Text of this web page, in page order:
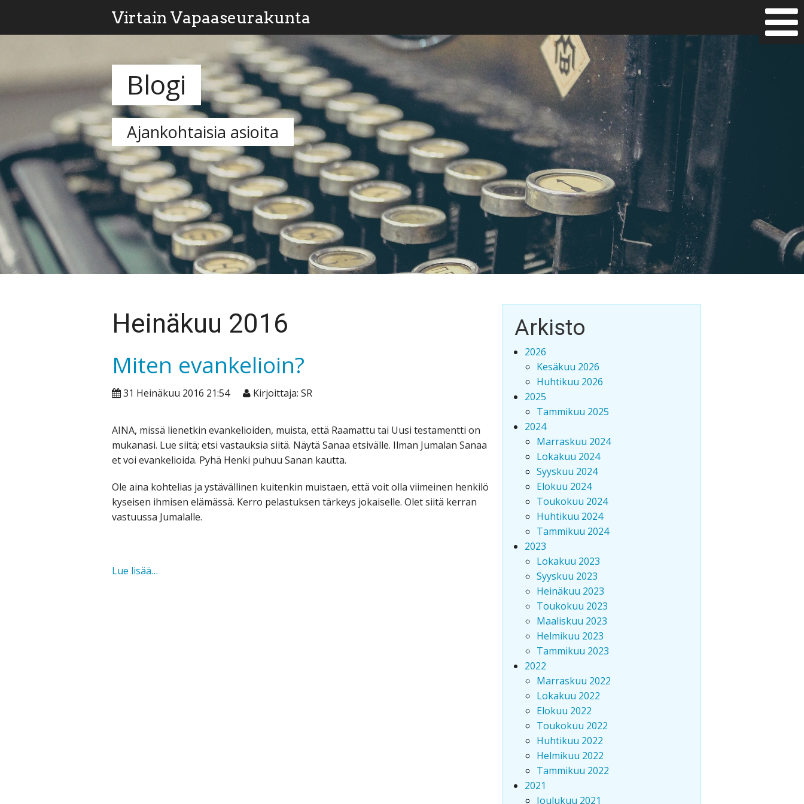
Virtain Vapaaseurakunta
Blogi
Ajankohtaisia asioita
Heinäkuu 2016
Miten evankelioin?
31 Heinäkuu 2016 21:54 Kirjoittaja: SR
AINA, missä lienetkin evankelioiden, muista, että Raamattu tai Uusi testamentti on
mukanasi. Lue siitä; etsi vastauksia siitä. Näytä Sanaa etsivälle. Ilman Jumalan Sanaa
et voi evankelioida. Pyhä Henki puhuu Sanan kautta.
Ole aina kohtelias ja ystävällinen kuitenkin muistaen, että voit olla viimeinen henkilö
kyseisen ihmisen elämässä. Kerro pelastuksen tärkeys jokaiselle. Olet siitä kerran
vastuussa Jumalalle.
Lue lisää…
Arkisto
2026
Kesäkuu 2026
Huhtikuu 2026
2025
Tammikuu 2025
2024
Marraskuu 2024
Lokakuu 2024
Syyskuu 2024
Elokuu 2024
Toukokuu 2024
Huhtikuu 2024
Tammikuu 2024
2023
Lokakuu 2023
Syyskuu 2023
Heinäkuu 2023
Toukokuu 2023
Maaliskuu 2023
Helmikuu 2023
Tammikuu 2023
2022
Marraskuu 2022
Lokakuu 2022
Elokuu 2022
Toukokuu 2022
Huhtikuu 2022
Helmikuu 2022
Tammikuu 2022
2021
Joulukuu 2021